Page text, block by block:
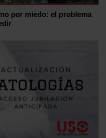
por miedo: el problema